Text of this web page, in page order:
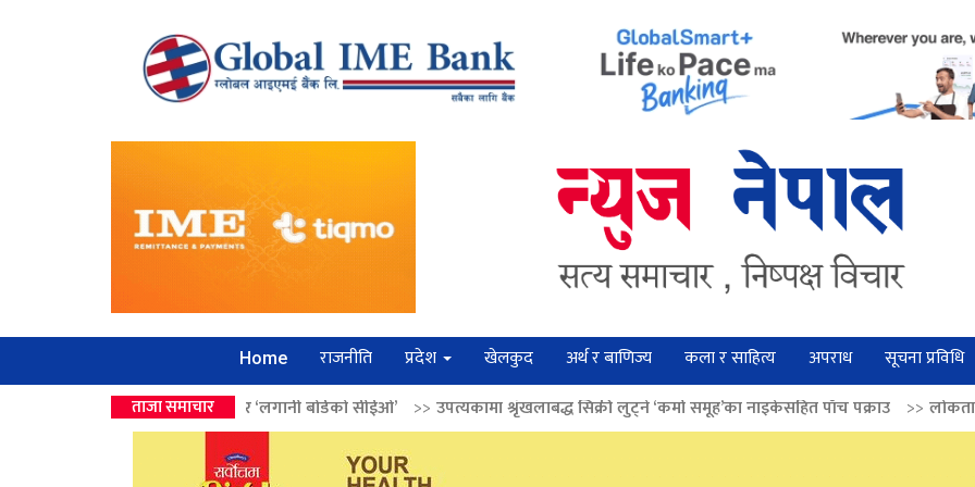
Home राजनीति प्रदेश खेलकुद अर्थ र बाणिज्य कला र साहित्य अपराध सूचना प्रविधि
ताजा समाचार
उपहार ‘लगानी बोर्डको सीईओ’ >>उपत्यकामा श्रृंखलाबद्ध सिक्री लुट्ने ‘कर्मा समूह’का नाइकेसहित पाँच पक्राउ >>लोकतान्त्रिक मूल्य सुदृढ